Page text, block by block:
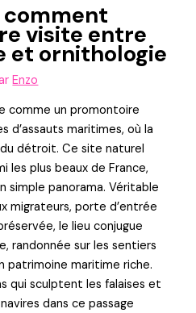
comment
visite entre
et ornithologie
Enzo
comme un promontoire
d’assauts maritimes, où la
détroit. Ce site naturel
les plus beaux de France,
simple panorama. Véritable
migrateurs, porte d’entrée
le lieu conjugue
randonnée sur les sentiers
patrimoine maritime riche.
qui sculptent les falaises et
dans ce passage